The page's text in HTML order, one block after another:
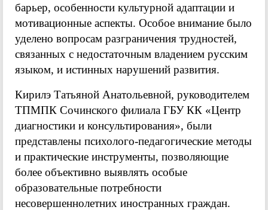
барьер, особенности культурной адаптации и
мотивационные аспекты. Особое внимание было
уделено вопросам разграничения трудностей,
связанных с недостаточным владением русским
языком, и истинных нарушений развития.
Кирилэ Татьяной Анатольевной, руководителем
ТПМПК Сочинского филиала ГБУ КК «Центр
диагностики и консультирования», были
представлены психолого-педагогические методы
и практические инструменты, позволяющие
более объективно выявлять особые
образовательные потребности
несовершеннолетних иностранных граждан.